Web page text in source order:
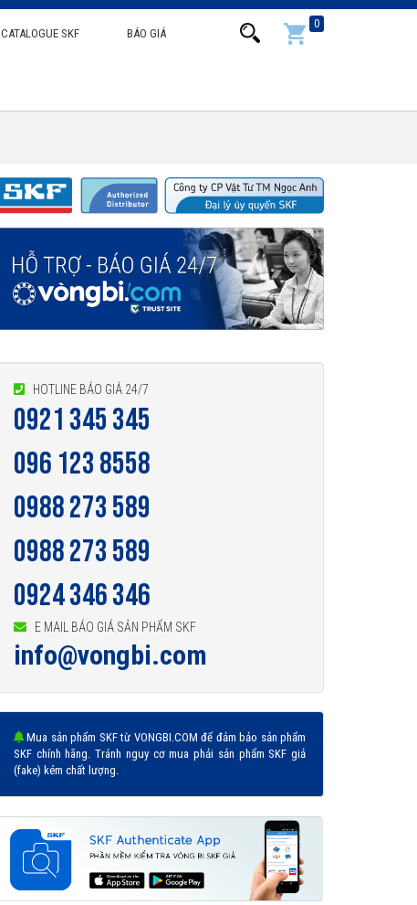
CATALOGUE SKF BÁO GIÁ
0
HOTLINE BÁO GIÁ 24/7
0921 345 345
096 123 8558
0988 273 589
0988 273 589
0924 346 346
E MAIL BÁO GIÁ SẢN PHẨM SKF
info@vongbi.com
Mua sản phẩm SKF từ VONGBI.COM để đảm bảo sản phẩm
SKF chính hãng. Tránh nguy cơ mua phải sản phẩm SKF giả
(fake) kém chất lượng.